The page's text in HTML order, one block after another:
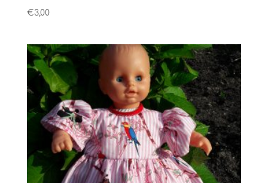
€3,00